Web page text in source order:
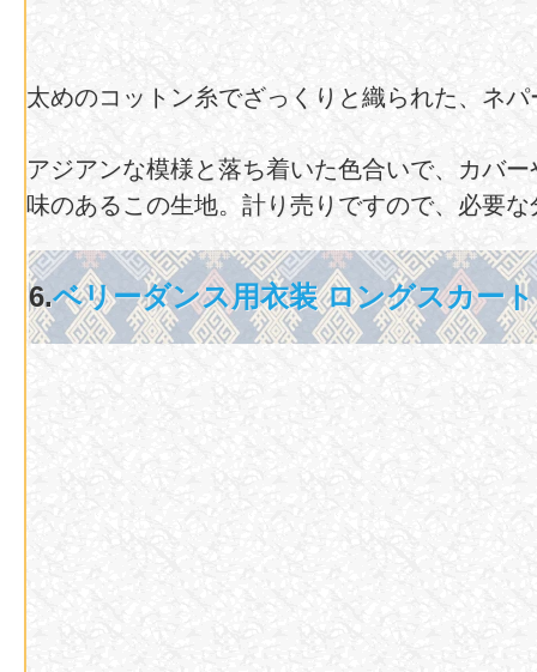
太めのコットン糸でざっくりと織られた、ネ
アジアンな模様と落ち着いた色合いで、カバ
味のあるこの生地。計り売りですので、必要
6.ベリーダンス用衣装 ロングスカー